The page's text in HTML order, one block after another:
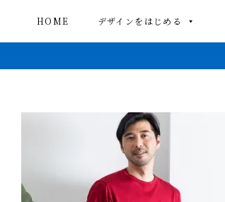
HOME デザインをはじめる